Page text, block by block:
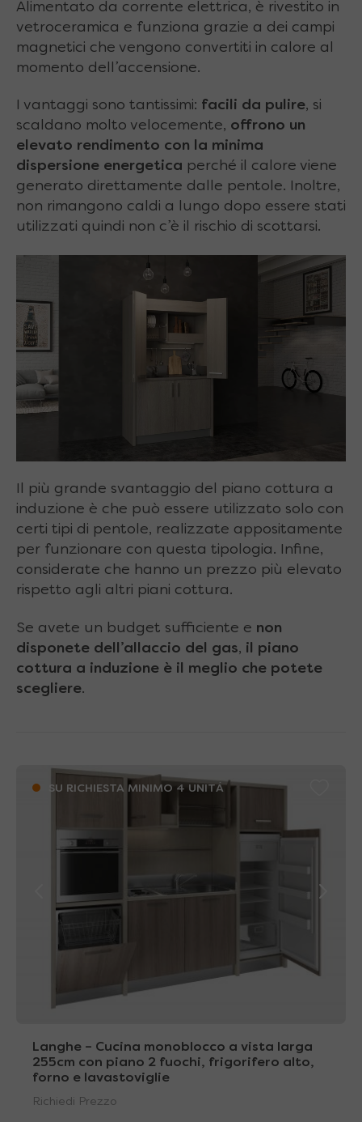
Alimentato da corrente elettrica, è rivestito in
vetroceramica e funziona grazie a dei campi
magnetici che vengono convertiti in calore al
momento dell’accensione.
I vantaggi sono tantissimi: facili da pulire, si
scaldano molto velocemente, offrono un
elevato rendimento con la minima
dispersione energetica perché il calore viene
generato direttamente dalle pentole. Inoltre,
non rimangono caldi a lungo dopo essere stati
utilizzati quindi non c’è il rischio di scottarsi.
Il più grande svantaggio del piano cottura a
induzione è che può essere utilizzato solo con
certi tipi di pentole, realizzate appositamente
per funzionare con questa tipologia. Infine,
considerate che hanno un prezzo più elevato
rispetto agli altri piani cottura.
Se avete un budget sufficiente e non
disponete dell’allaccio del gas, il piano
cottura a induzione è il meglio che potete
scegliere.
SU RICHIESTA MINIMO 4 UNITÁ
Langhe – Cucina monoblocco a vista larga
255cm con piano 2 fuochi, frigorifero alto,
forno e lavastoviglie
Richiedi Prezzo